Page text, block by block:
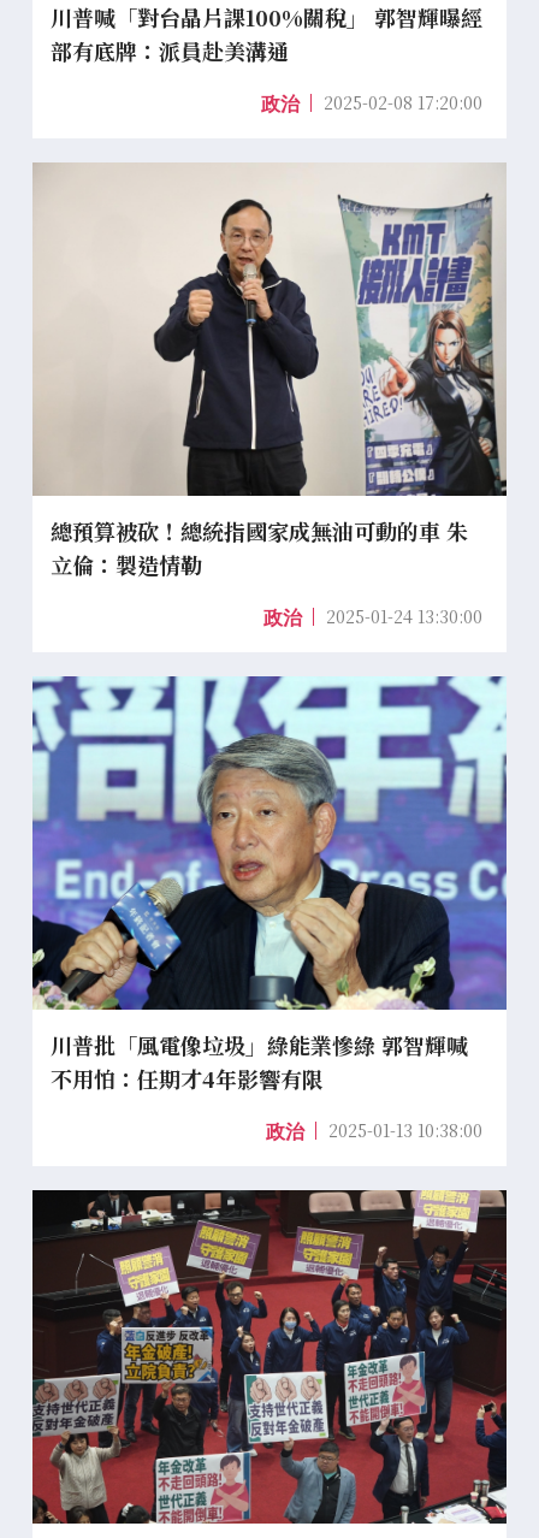
川普喊「對台晶片課100%關稅」 郭智輝曝經
部有底牌：派員赴美溝通
政治 2025-02-08 17:20:00
總預算被砍！總統指國家成無油可動的車 朱
立倫：製造情勒
政治 2025-01-24 13:30:00
川普批「風電像垃圾」綠能業慘綠 郭智輝喊
不用怕：任期才4年影響有限
政治 2025-01-13 10:38:00